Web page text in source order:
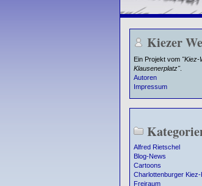
Kiezer
Ein Projekt vom "Kiez-
Klausenerplatz".
Autoren
Impressum
Alfred Rietschel
Blog-News
Cartoons
Charlottenburger Kiez-
Freiraum